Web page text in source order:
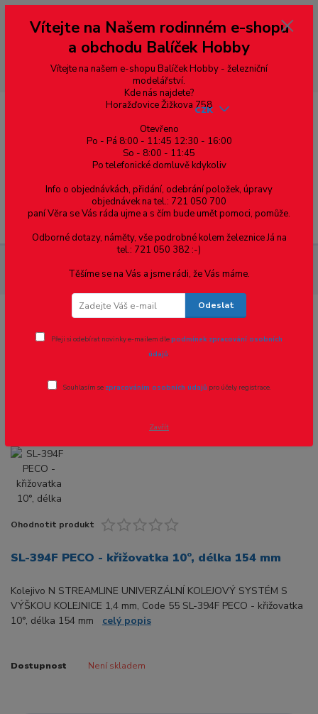
--- pro zákazníky ze Slovenska a jiných zemí, pokud chcete platit v eurech
přepněte si e-shop na euro 💶 pro přepočet měny - pravý horní roh ---
dobírky – pokud si z nějakého důvodu zásilku nevyzvednete, bude po
domluvě zaslána znovu s opětovnou platbou za poštovné, v opačném
případě bude zrušena a účet přidán na blacklist a rušeny následující
objednávky.
Menu
CZK
154 mm
Ohodnotit produkt
SL-394F PECO - křižovatka 10°, délka 154 mm
Kolejivo N STREAMLINE UNIVERZÁLNÍ KOLEJOVÝ SYSTÉM S
VÝŠKOU KOLEJNICE 1,4 mm, Code 55 SL-394F PECO - křižovatka
10°, délka 154 mm celý popis
Dostupnost Není skladem
Vítejte na Našem rodinném e-shopu
a obchodu Balíček Hobby
Vítejte na našem e-shopu Balíček Hobby - železniční
modelářství.
Kde nás najdete?
Horažďovice Žižkova 758
Otevřeno
Po - Pá 8:00 - 11:45 12:30 - 16:00
So - 8:00 - 11:45
Po telefonické domluvě kdykoliv
Info o objednávkách, přidání, odebrání položek, úpravy
objednávek na tel.: 721 050 700
paní Věra se Vás ráda ujme a s čím bude umět pomoci, pomůže.
Odborné dotazy, náměty, vše podrobné kolem železnice Já na
tel.: 721 050 382 :-)
Těšíme se na Vás a jsme rádi, že Vás máme.
Odeslat
Přeji si odebírat novinky e-mailem dlepodmínek zpracování osobních
údajů.
Souhlasím se zpracováním osobních údajů pro účely registrace.
Zavřít